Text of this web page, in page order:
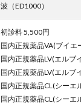
波（ED1000）
初診料 5,500円
国内正規薬品VA(ブイ
国内正規薬品LV(エルブ
国内正規薬品LV(エルブ
国内正規薬品CL(シーエ
国内正規薬品CL(シーエ